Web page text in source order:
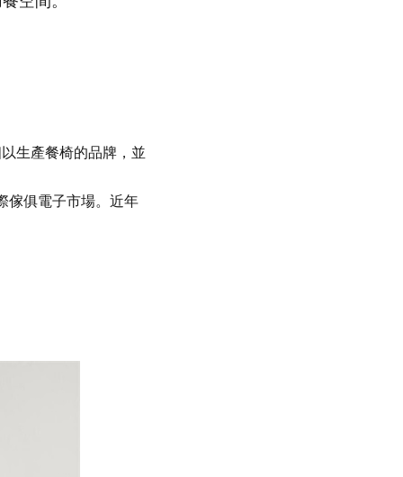
生產餐椅的品牌，並
傢俱電子市場。近年